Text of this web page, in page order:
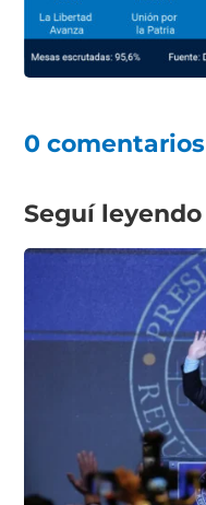
0 comentarios
Seguí leyendo